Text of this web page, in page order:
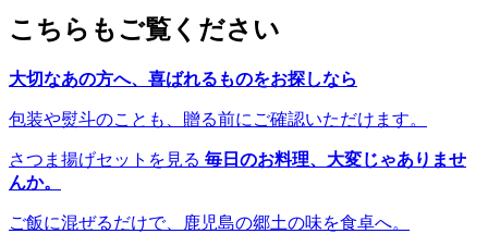
こちらもご覧ください
大切なあの方へ、喜ばれるものをお探しなら
包装や熨斗のことも、贈る前にご確認いただけます。
さつま揚げセットを見る 毎日のお料理、大変じゃありませ
んか。
ご飯に混ぜるだけで、鹿児島の郷土の味を食卓へ。